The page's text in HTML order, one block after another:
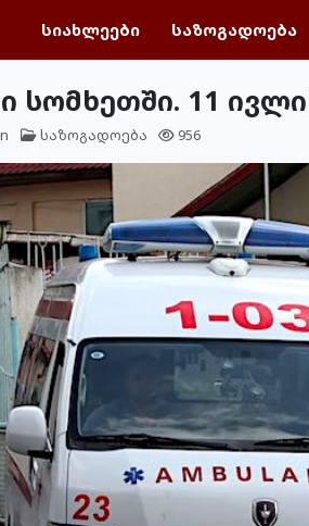
სიახლეები საზოგადოება
სომხეთში. 11
საზოგადოება 956